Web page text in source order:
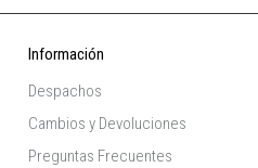
Información
Despachos
Cambios y Devoluciones
Preguntas Frecuentes